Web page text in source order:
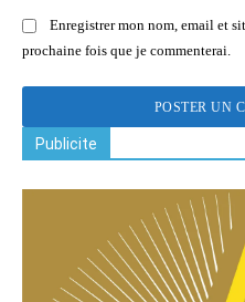
Enregistrer mon nom, email et
prochaine fois que je commenterai.
Publicite